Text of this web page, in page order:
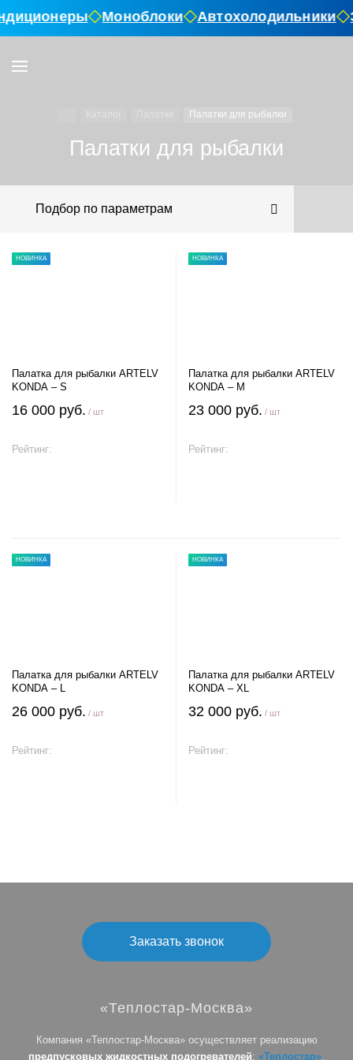
Моноблоки Автохолодильники
Палатки для рыбалки
Палатки для рыбалки
Подбор по параметрам
НОВИНКА
Палатка для рыбалки ARTELV
KONDA – S
16 000 руб. / шт
Рейтинг:
НОВИНКА
Палатка для рыбалки ARTELV
KONDA – M
23 000 руб. / шт
Рейтинг:
НОВИНКА
Палатка для рыбалки ARTELV
KONDA – L
26 000 руб. / шт
Рейтинг:
НОВИНКА
Палатка для рыбалки ARTELV
KONDA – XL
32 000 руб. / шт
Рейтинг:
Заказать звонок
«Теплостар-Москва»
Компания «Теплостар-Москва» осуществляет реализацию
предпусковых жидкостных подогревателей: «Теплостар»,